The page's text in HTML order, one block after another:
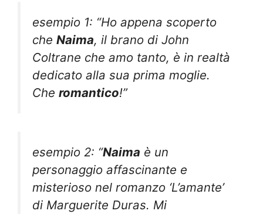
esempio 1: “Ho appena scoperto
che Naima, il brano di John
Coltrane che amo tanto, è in realtà
dedicato alla sua prima moglie.
Che romantico!”
esempio 2: “Naima è un
personaggio affascinante e
misterioso nel romanzo ‘L’amante’
di Marguerite Duras. Mi